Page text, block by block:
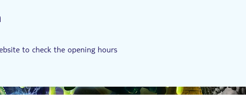
to check the opening hours